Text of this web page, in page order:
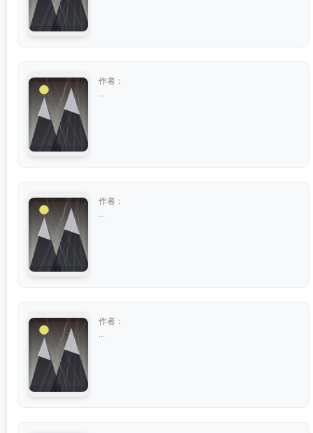
作者：
作者：
作者：